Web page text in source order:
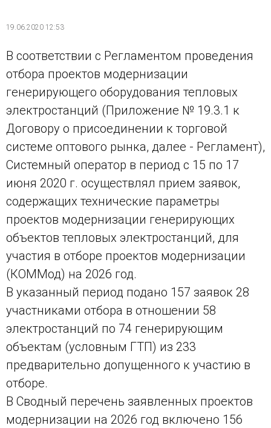
19.06.2020 12:53
В соответствии с Регламентом проведения
отбора проектов модернизации
генерирующего оборудования тепловых
электростанций (Приложение № 19.3.1 к
Договору о присоединении к торговой
системе оптового рынка, далее - Регламент),
Системный оператор в период с 15 по 17
июня 2020 г. осуществлял прием заявок,
содержащих технические параметры
проектов модернизации генерирующих
объектов тепловых электростанций, для
участия в отборе проектов модернизации
(КОММод) на 2026 год.
В указанный период подано 157 заявок 28
участниками отбора в отношении 58
электростанций по 74 генерирующим
объектам (условным ГТП) из 233
предварительно допущенного к участию в
отборе.
В Сводный перечень заявленных проектов
модернизации на 2026 год включено 156